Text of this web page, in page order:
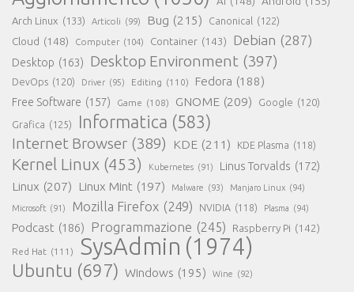
Arch Linux (133) Articoli (99) Bug (215) Canonical (122)
Cloud (148) Computer (104) Container (143) Debian (287)
Desktop (163) Desktop Environment (397)
DevOps (120) Driver (95) Editing (110) Fedora (188)
Free Software (157) Game (108) GNOME (209) Google (120)
Grafica (125) Informatica (583)
Internet Browser (389) KDE (211) KDE Plasma (118)
Kernel Linux (453) Kubernetes (91) Linus Torvalds (172)
Linux (207) Linux Mint (197) Malware (93) Manjaro Linux (94)
Microsoft (91) Mozilla Firefox (249) NVIDIA (118) Plasma (94)
Podcast (186) Programmazione (245) Raspberry Pi (142)
Red Hat (111) SysAdmin (1974)
Ubuntu (697) Windows (195) Wine (92)